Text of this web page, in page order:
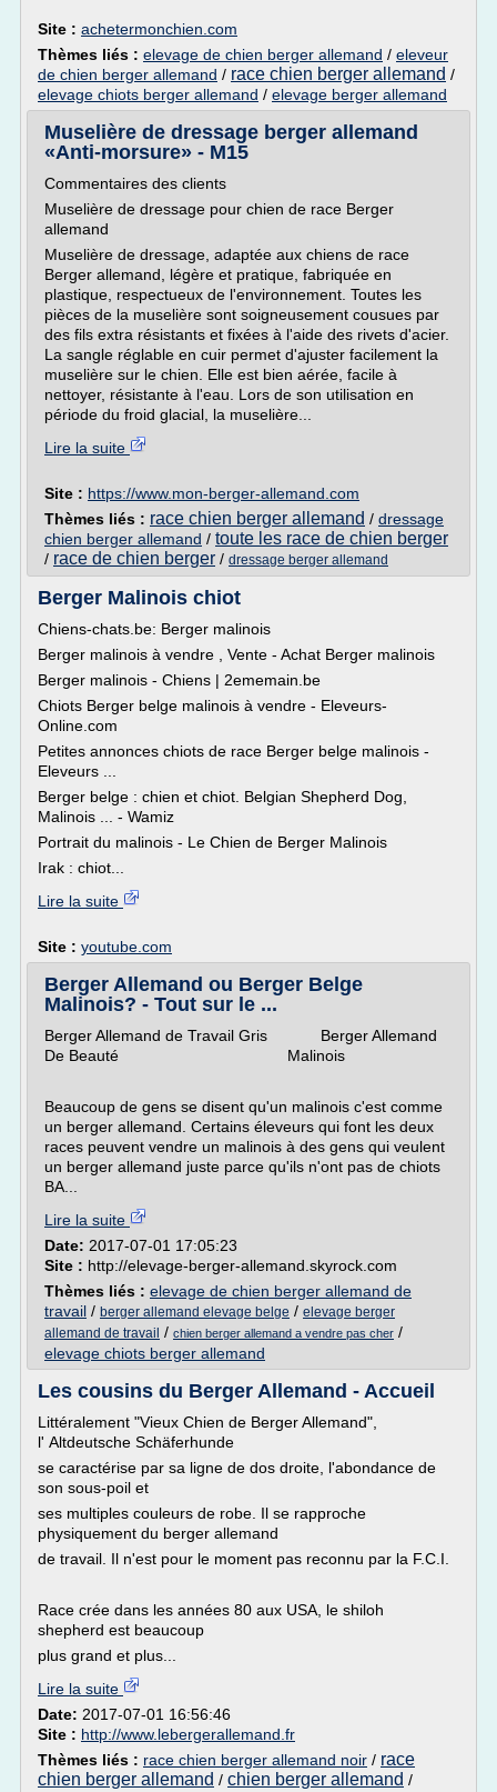
Site : achetermonchien.com
Thèmes liés : elevage de chien berger allemand / eleveur
de chien berger allemand / race chien berger allemand /
elevage chiots berger allemand / elevage berger allemand
Muselière de dressage berger allemand
«Anti-morsure» - M15
Commentaires des clients
Muselière de dressage pour chien de race Berger
allemand
Muselière de dressage, adaptée aux chiens de race
Berger allemand, légère et pratique, fabriquée en
plastique, respectueux de l'environnement. Toutes les
pièces de la muselière sont soigneusement cousues par
des fils extra résistants et fixées à l'aide des rivets d'acier.
La sangle réglable en cuir permet d'ajuster facilement la
muselière sur le chien. Elle est bien aérée, facile à
nettoyer, résistante à l'eau. Lors de son utilisation en
période du froid glacial, la muselière...
Lire la suite
Site : https://www.mon-berger-allemand.com
Thèmes liés : race chien berger allemand / dressage
chien berger allemand / toute les race de chien berger
/ race de chien berger / dressage berger allemand
Berger Malinois chiot
Chiens-chats.be: Berger malinois
Berger malinois à vendre , Vente - Achat Berger malinois
Berger malinois - Chiens | 2ememain.be
Chiots Berger belge malinois à vendre - Eleveurs-
Online.com
Petites annonces chiots de race Berger belge malinois -
Eleveurs ...
Berger belge : chien et chiot. Belgian Shepherd Dog,
Malinois ... - Wamiz
Portrait du malinois - Le Chien de Berger Malinois
Irak : chiot...
Lire la suite
Site : youtube.com
Berger Allemand ou Berger Belge
Malinois? - Tout sur le ...
Berger Allemand de Travail Gris Berger Allemand
De Beauté Malinois
Beaucoup de gens se disent qu'un malinois c'est comme
un berger allemand. Certains éleveurs qui font les deux
races peuvent vendre un malinois à des gens qui veulent
un berger allemand juste parce qu'ils n'ont pas de chiots
BA...
Lire la suite
Date: 2017-07-01 17:05:23
Site : http://elevage-berger-allemand.skyrock.com
Thèmes liés : elevage de chien berger allemand de
travail / berger allemand elevage belge / elevage berger
allemand de travail / chien berger allemand a vendre pas cher /
elevage chiots berger allemand
Les cousins du Berger Allemand - Accueil
Littéralement "Vieux Chien de Berger Allemand",
l' Altdeutsche Schäferhunde
se caractérise par sa ligne de dos droite, l'abondance de
son sous-poil et
ses multiples couleurs de robe. Il se rapproche
physiquement du berger allemand
de travail. Il n'est pour le moment pas reconnu par la F.C.I.
Race crée dans les années 80 aux USA, le shiloh
shepherd est beaucoup
plus grand et plus...
Lire la suite
Date: 2017-07-01 16:56:46
Site : http://www.lebergerallemand.fr
Thèmes liés : race chien berger allemand noir / race
chien berger allemand / chien berger allemand /